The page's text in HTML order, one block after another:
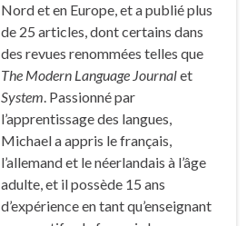
Nord et en Europe, et a publié plus
de 25 articles, dont certains dans
des revues renommées telles que
The Modern Language Journalet
System. Passionné par
l’apprentissage des langues,
Michael a appris le français,
l’allemand et le néerlandais à l’âge
adulte, et il possède 15 ans
d’expérience en tant qu’enseignant